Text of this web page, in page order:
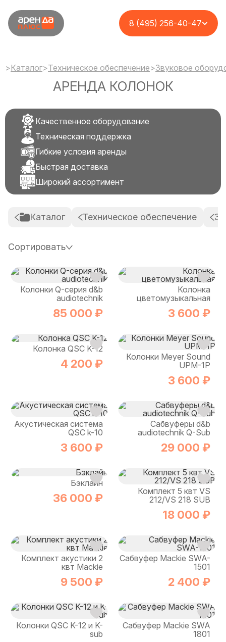
8 (495) 256-40-47
>Каталог>Техническое обеспечение>Звуковое
АРЕНДА КОЛОНОК
Качественное оборудование
Техническая поддержка
Гибкие условия аренды
Быстрая доставка
Широкий ассортимент
Каталог Техническое обеспечение
Сортировать
Колонки Q-серия d&b
audiotechnik
85 000 ₽
Колонка
цветомузыкальная
3 600 ₽
Колонка QSC K-12
4 200 ₽
Колонки Meyer Sound
UPM-1P
3 600 ₽
Акустическая система
QSC k-10
3 600 ₽
Сабвуферы d&b
audiotechnik Q-Sub
29 000 ₽
Бэклайн
36 000 ₽
Комплект 5 квт VS
212/VS 218 SUB
18 000 ₽
Комплект акустики 2
квт Mackie
9 500 ₽
Сабвуфер Mackie SWA-
1501
2 400 ₽
Колонки QSC K-12 и K-
sub
Сабвуфер Mackie SWA
1801